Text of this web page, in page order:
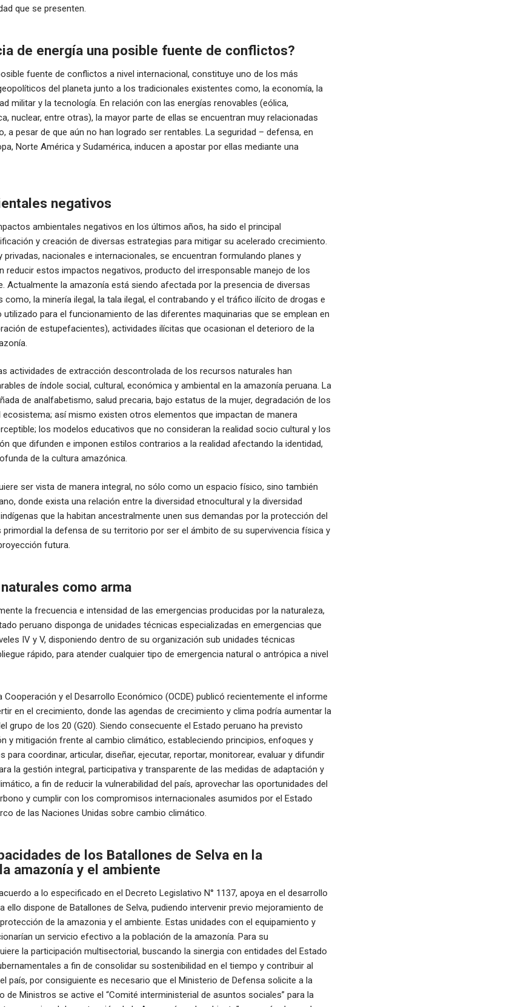
que se presenten.
de energía una posible fuente de conflictos?
fuente de conflictos a nivel internacional, constituye uno de los más
del planeta junto a los tradicionales existentes como, la economía, la
militar y la tecnología. En relación con las energías renovables (eólica,
nuclear, entre otras), la mayor parte de ellas se encuentran muy relacionadas
a pesar de que aún no han logrado ser rentables. La seguridad – defensa, en
Norte América y Sudamérica, inducen a apostar por ellas mediante una
negativos
ambientales negativos en los últimos años, ha sido el principal
y creación de diversas estrategias para mitigar su acelerado crecimiento.
privadas, nacionales e internacionales, se encuentran formulando planes y
reducir estos impactos negativos, producto del irresponsable manejo de los
Actualmente la amazonía está siendo afectada por la presencia de diversas
como, la minería ilegal, la tala ilegal, el contrabando y el tráfico ilícito de drogas e
para el funcionamiento de las diferentes maquinarias que se emplean en
de estupefacientes), actividades ilícitas que ocasionan el deterioro de la
actividades de extracción descontrolada de los recursos naturales han
de índole social, cultural, económica y ambiental en la amazonía peruana. La
de analfabetismo, salud precaria, bajo estatus de la mujer, degradación de los
así mismo existen otros elementos que impactan de manera
los modelos educativos que no consideran la realidad socio cultural y los
que difunden e imponen estilos contrarios a la realidad afectando la identidad,
de la cultura amazónica.
ser vista de manera integral, no sólo como un espacio físico, sino también
donde exista una relación entre la diversidad etnocultural y la diversidad
que la habitan ancestralmente unen sus demandas por la protección del
primordial la defensa de su territorio por ser el ámbito de su supervivencia física y
futura.
como arma
la frecuencia e intensidad de las emergencias producidas por la naturaleza,
peruano disponga de unidades técnicas especializadas en emergencias que
IV y V, disponiendo dentro de su organización sub unidades técnicas
rápido, para atender cualquier tipo de emergencia natural o antrópica a nivel
Cooperación y el Desarrollo Económico (OCDE) publicó recientemente el informe
en el crecimiento, donde las agendas de crecimiento y clima podría aumentar la
grupo de los 20 (G20). Siendo consecuente el Estado peruano ha previsto
y mitigación frente al cambio climático, estableciendo principios, enfoques y
para coordinar, articular, diseñar, ejecutar, reportar, monitorear, evaluar y difundir
la gestión integral, participativa y transparente de las medidas de adaptación y
a fin de reducir la vulnerabilidad del país, aprovechar las oportunidades del
y cumplir con los compromisos internacionales asumidos por el Estado
de las Naciones Unidas sobre cambio climático.
de los Batallones de Selva en la
amazonía y el ambiente
a lo especificado en el Decreto Legislativo N° 1137, apoya en el desarrollo
ello dispone de Batallones de Selva, pudiendo intervenir previo mejoramiento de
de la amazonia y el ambiente. Estas unidades con el equipamiento y
un servicio efectivo a la población de la amazonía. Para su
la participación multisectorial, buscando la sinergia con entidades del Estado
a fin de consolidar su sostenibilidad en el tiempo y contribuir al
país, por consiguiente es necesario que el Ministerio de Defensa solicite a la
de Ministros se active el “Comité interministerial de asuntos sociales” para la